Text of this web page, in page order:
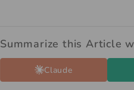
Summarize this Article
Claude